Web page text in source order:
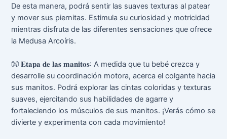
De esta manera, podrá sentir las suaves texturas al patear
y mover sus piernitas. Estimula su curiosidad y motricidad
mientras disfruta de las diferentes sensaciones que ofrece
la Medusa Arcoíris.
👐 𝐄𝐭𝐚𝐩𝐚 𝐝𝐞 𝐥𝐚𝐬 𝐦𝐚𝐧𝐢𝐭𝐨𝐬: A medida que tu bebé crezca y
desarrolle su coordinación motora, acerca el colgante hacia
sus manitos. Podrá explorar las cintas coloridas y texturas
suaves, ejercitando sus habilidades de agarre y
fortaleciendo los músculos de sus manitos. ¡Verás cómo se
divierte y experimenta con cada movimiento!